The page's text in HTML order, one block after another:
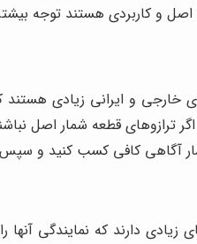
اصل و کاربردی هستند توجه
خارجی و ایرانی زیادی
ترازوهای قطعه شمار اصل
آگاهی کافی کسب کنید و سپس
دارند که نمایندگی